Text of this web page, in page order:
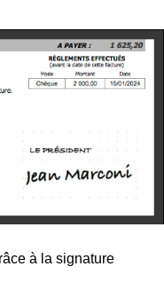
à la signature